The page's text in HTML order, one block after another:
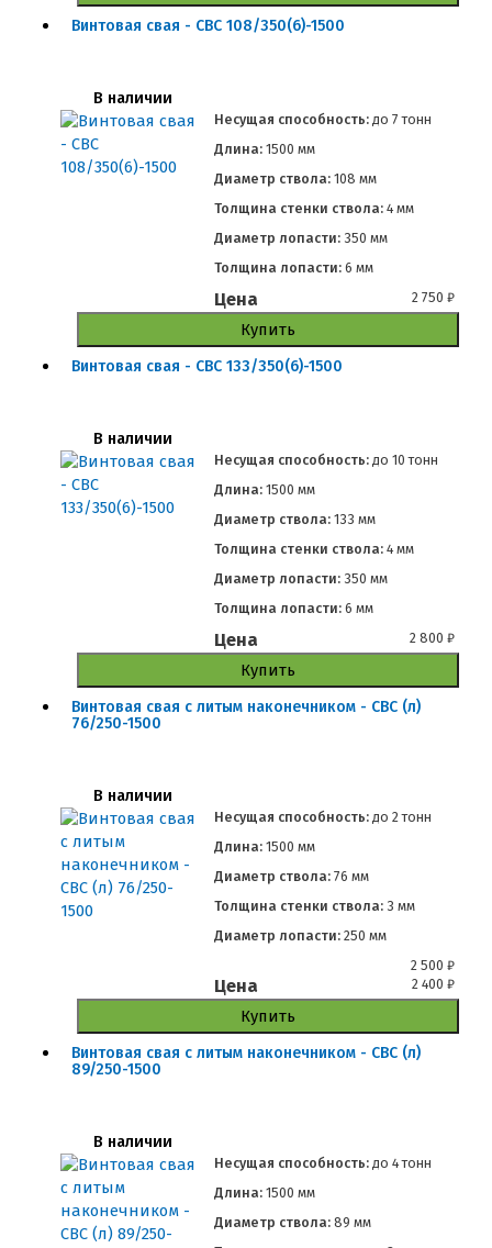
Винтовая свая - СВС 108/350(6)-1500
В наличии
Несущая способность: до 7 тонн
Длина:1500 мм
Диаметр ствола:108 мм
Толщина стенки ствола:4 мм
Диаметр лопасти:350 мм
Толщина лопасти:6 мм
Цена 2 750₽
Купить
Винтовая свая - СВС 133/350(6)-1500
В наличии
Несущая способность: до 10 тонн
Длина:1500 мм
Диаметр ствола:133 мм
Толщина стенки ствола:4 мм
Диаметр лопасти:350 мм
Толщина лопасти:6 мм
Цена 2 800₽
Купить
Винтовая свая с литым наконечником - СВС (л)
76/250-1500
В наличии
Несущая способность: до 2 тонн
Длина:1500 мм
Диаметр ствола:76 мм
Толщина стенки ствола:3 мм
Диаметр лопасти:250 мм
2 500₽
Цена 2 400₽
Купить
Винтовая свая с литым наконечником - СВС (л)
89/250-1500
В наличии
Несущая способность: до 4 тонн
Длина:1500 мм
Диаметр ствола:89 мм